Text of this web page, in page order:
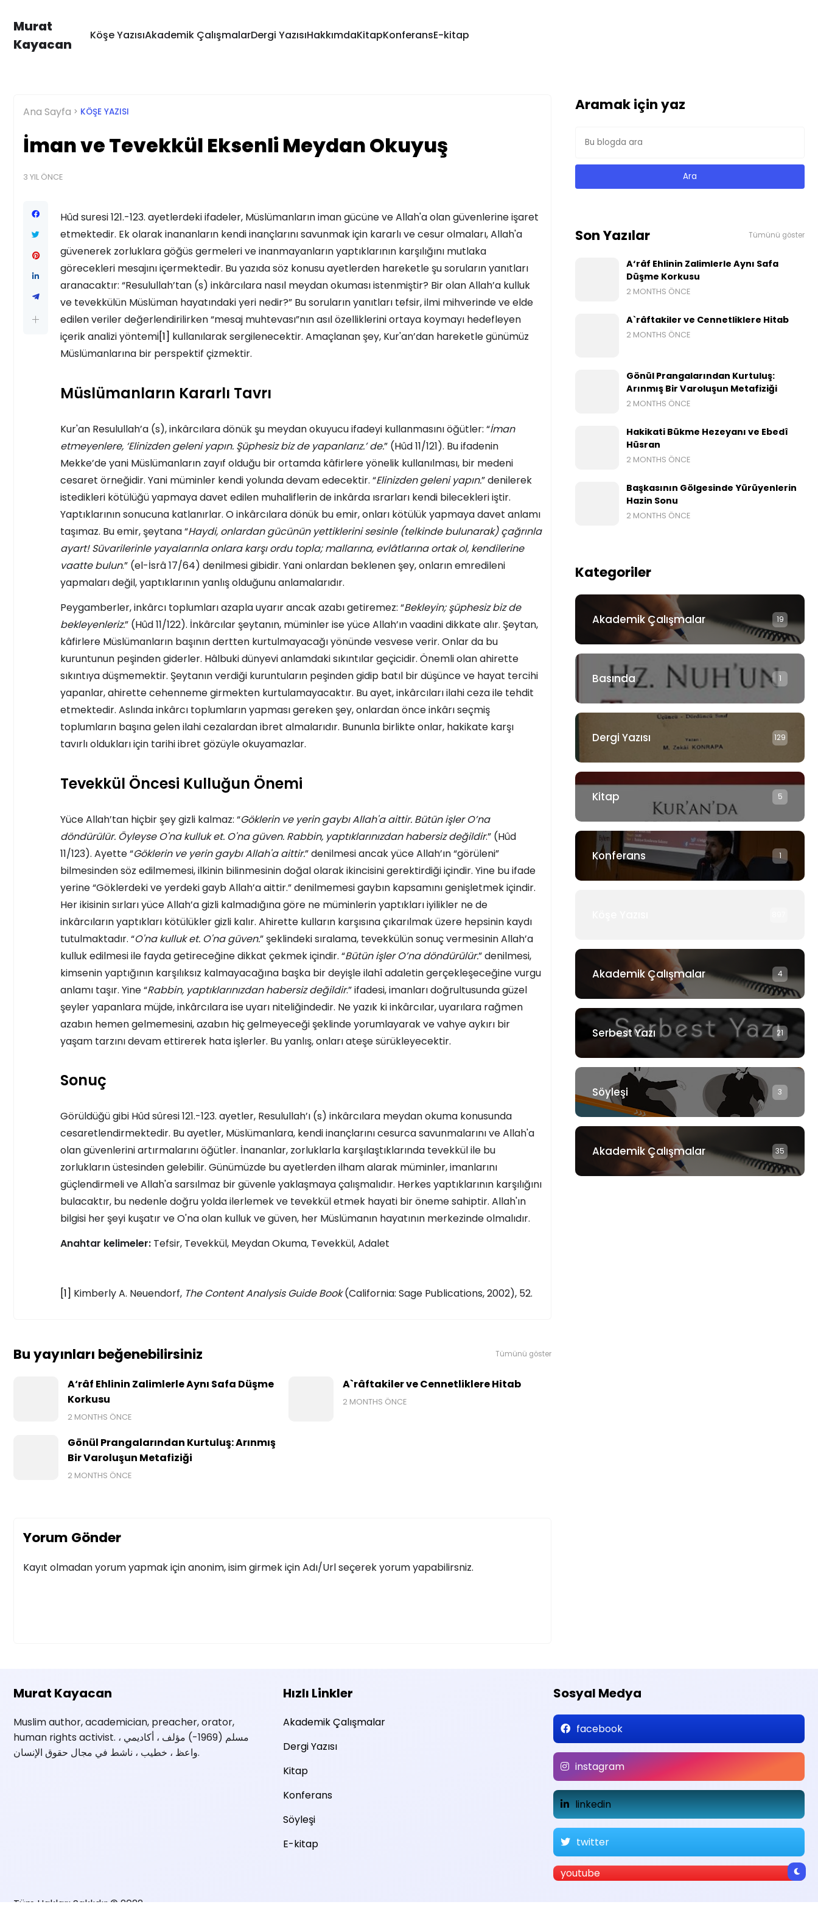
Murat
Kayacan
Köşe YazısıAkademik ÇalışmalarDergi YazısıHakkımdaKitapKonferansE-kitap
Ana Sayfa KÖŞE YAZISI
İman ve Tevekkül Eksenli Meydan Okuyuş
3 YIL ÖNCE
Hûd suresi 121.-123. ayetlerdeki ifadeler, Müslümanların iman gücüne ve Allah'a olan güvenlerine işaret
etmektedir. Ek olarak inananların kendi inançlarını savunmak için kararlı ve cesur olmaları, Allah'a
güvenerek zorluklara göğüs germeleri ve inanmayanların yaptıklarının karşılığını mutlaka
görecekleri mesajını içermektedir. Bu yazıda söz konusu ayetlerden hareketle şu soruların yanıtları
aranacaktır: “Resulullah’tan (s) inkârcılara nasıl meydan okuması istenmiştir? Bir olan Allah’a kulluk
ve tevekkülün Müslüman hayatındaki yeri nedir?” Bu soruların yanıtları tefsir, ilmi mihverinde ve elde
edilen veriler değerlendirilirken “mesaj muhtevası”nın asıl özelliklerini ortaya koymayı hedefleyen
içerik analizi yöntemi[1] kullanılarak sergilenecektir. Amaçlanan şey, Kur'an’dan hareketle günümüz
Müslümanlarına bir perspektif çizmektir.
Müslümanların Kararlı Tavrı
Kur'an Resulullah’a (s), inkârcılara dönük şu meydan okuyucu ifadeyi kullanmasını öğütler: “İman
etmeyenlere, ‘Elinizden geleni yapın. Şüphesiz biz de yapanlarız.’ de.” (Hûd 11/121). Bu ifadenin
Mekke’de yani Müslümanların zayıf olduğu bir ortamda kâfirlere yönelik kullanılması, bir medeni
cesaret örneğidir. Yani müminler kendi yolunda devam edecektir. “Elinizden geleni yapın.” denilerek
istedikleri kötülüğü yapmaya davet edilen muhaliflerin de inkârda ısrarları kendi bilecekleri iştir.
Yaptıklarının sonucuna katlanırlar. O inkârcılara dönük bu emir, onları kötülük yapmaya davet anlamı
taşımaz. Bu emir, şeytana “Haydi, onlardan gücünün yettiklerini sesinle (telkinde bulunarak) çağrınla
ayart! Süvarilerinle yayalarınla onlara karşı ordu topla; mallarına, evlâtlarına ortak ol, kendilerine
vaatte bulun.” (el-İsrâ 17/64) denilmesi gibidir. Yani onlardan beklenen şey, onların emredileni
yapmaları değil, yaptıklarının yanlış olduğunu anlamalarıdır.
Peygamberler, inkârcı toplumları azapla uyarır ancak azabı getiremez: “Bekleyin; şüphesiz biz de
bekleyenleriz.” (Hûd 11/122). İnkârcılar şeytanın, müminler ise yüce Allah’ın vaadini dikkate alır. Şeytan,
kâfirlere Müslümanların başının dertten kurtulmayacağı yönünde vesvese verir. Onlar da bu
kuruntunun peşinden giderler. Hâlbuki dünyevi anlamdaki sıkıntılar geçicidir. Önemli olan ahirette
sıkıntıya düşmemektir. Şeytanın verdiği kuruntuların peşinden gidip batıl bir düşünce ve hayat tercihi
yapanlar, ahirette cehenneme girmekten kurtulamayacaktır. Bu ayet, inkârcıları ilahi ceza ile tehdit
etmektedir. Aslında inkârcı toplumların yapması gereken şey, onlardan önce inkârı seçmiş
toplumların başına gelen ilahi cezalardan ibret almalarıdır. Bununla birlikte onlar, hakikate karşı
tavırlı oldukları için tarihi ibret gözüyle okuyamazlar.
Tevekkül Öncesi Kulluğun Önemi
Yüce Allah’tan hiçbir şey gizli kalmaz: “Göklerin ve yerin gaybı Allah'a aittir. Bütün işler O’na
döndürülür. Öyleyse O'na kulluk et. O'na güven. Rabbin, yaptıklarınızdan habersiz değildir.” (Hûd
11/123). Ayette “Göklerin ve yerin gaybı Allah'a aittir.” denilmesi ancak yüce Allah’ın “görüleni”
bilmesinden söz edilmemesi, ilkinin bilinmesinin doğal olarak ikincisini gerektirdiği içindir. Yine bu ifade
yerine “Göklerdeki ve yerdeki gayb Allah’a aittir.” denilmemesi gaybın kapsamını genişletmek içindir.
Her ikisinin sırları yüce Allah’a gizli kalmadığına göre ne müminlerin yaptıkları iyilikler ne de
inkârcıların yaptıkları kötülükler gizli kalır. Ahirette kulların karşısına çıkarılmak üzere hepsinin kaydı
tutulmaktadır. “O'na kulluk et. O'na güven.” şeklindeki sıralama, tevekkülün sonuç vermesinin Allah’a
kulluk edilmesi ile fayda getireceğine dikkat çekmek içindir. “Bütün işler O’na döndürülür.” denilmesi,
kimsenin yaptığının karşılıksız kalmayacağına başka bir deyişle ilahî adaletin gerçekleşeceğine vurgu
anlamı taşır. Yine “Rabbin, yaptıklarınızdan habersiz değildir.” ifadesi, imanları doğrultusunda güzel
şeyler yapanlara müjde, inkârcılara ise uyarı niteliğindedir. Ne yazık ki inkârcılar, uyarılara rağmen
azabın hemen gelmemesini, azabın hiç gelmeyeceği şeklinde yorumlayarak ve vahye aykırı bir
yaşam tarzını devam ettirerek hata işlerler. Bu yanlış, onları ateşe sürükleyecektir.
Sonuç
Görüldüğü gibi Hûd sûresi 121.-123. ayetler, Resulullah’ı (s) inkârcılara meydan okuma konusunda
cesaretlendirmektedir. Bu ayetler, Müslümanlara, kendi inançlarını cesurca savunmalarını ve Allah'a
olan güvenlerini artırmalarını öğütler. İnananlar, zorluklarla karşılaştıklarında tevekkül ile bu
zorlukların üstesinden gelebilir. Günümüzde bu ayetlerden ilham alarak müminler, imanlarını
güçlendirmeli ve Allah'a sarsılmaz bir güvenle yaklaşmaya çalışmalıdır. Herkes yaptıklarının karşılığını
bulacaktır, bu nedenle doğru yolda ilerlemek ve tevekkül etmek hayati bir öneme sahiptir. Allah'ın
bilgisi her şeyi kuşatır ve O'na olan kulluk ve güven, her Müslümanın hayatının merkezinde olmalıdır.
Anahtar kelimeler: Tefsir, Tevekkül, Meydan Okuma, Tevekkül, Adalet
[1] Kimberly A. Neuendorf, The Content Analysis Guide Book(California: Sage Publications, 2002), 52.
Bu yayınları beğenebilirsiniz Tümünü göster
A‘râf Ehlinin Zalimlerle Aynı Safa Düşme
Korkusu
2 MONTHS ÖNCE
A`râftakiler ve Cennetliklere Hitab
2 MONTHS ÖNCE
Gönül Prangalarından Kurtuluş: Arınmış
Bir Varoluşun Metafiziği
2 MONTHS ÖNCE
Yorum Gönder
Kayıt olmadan yorum yapmak için anonim, isim girmek için Adı/Url seçerek yorum yapabilirsniz.
Aramak için yaz
Son Yazılar Tümünü göster
A‘râf Ehlinin Zalimlerle Aynı Safa
Düşme Korkusu
2 MONTHS ÖNCE
A`râftakiler ve Cennetliklere Hitab
2 MONTHS ÖNCE
Gönül Prangalarından Kurtuluş:
Arınmış Bir Varoluşun Metafiziği
2 MONTHS ÖNCE
Hakikati Bükme Hezeyanı ve Ebedî
Hüsran
2 MONTHS ÖNCE
Başkasının Gölgesinde Yürüyenlerin
Hazin Sonu
2 MONTHS ÖNCE
Kategoriler
Akademik Çalışmalar 19
Basında 1
Dergi Yazısı 129
Kitap 5
Konferans 1
Akademik Çalışmalar 4
Serbest Yazı 21
Söyleşi 3
Akademik Çalışmalar 35
Murat Kayacan
Muslim author, academician, preacher, orator,
human rights activist. مسلم (1969-) مؤلف ، أكاديمي ،
واعظ ، خطيب ، ناشط في مجال حقوق الإنسان.
Hızlı Linkler
Akademik Çalışmalar
Dergi Yazısı
Kitap
Konferans
Söyleşi
E-kitap
Sosyal Medya
facebook
instagram
linkedin
twitter
youtube
Tüm Hakları Saklıdır © 2022